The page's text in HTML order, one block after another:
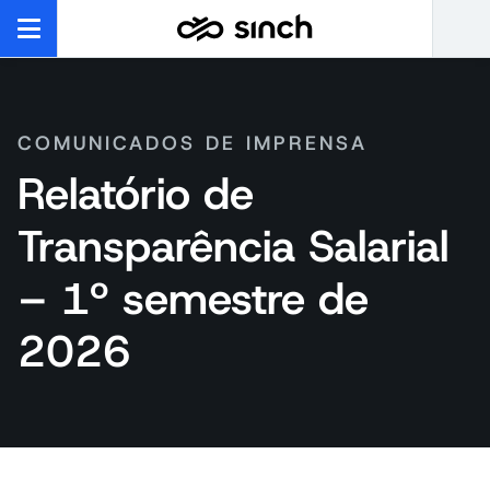
COMUNICADOS DE IMPRENSA
Relatório de
Transparência Salarial
– 1º semestre de
2026